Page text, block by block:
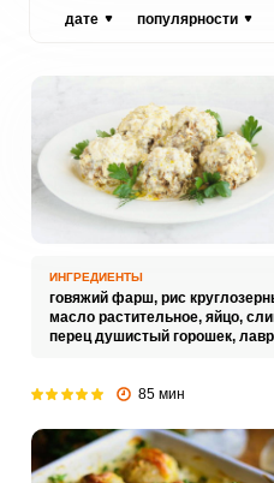
дате
популярности
ИНГРЕДИЕНТЫ
говяжий фарш, рис
масло растительное, яйцо,
перец душистый горошек,
85 мин